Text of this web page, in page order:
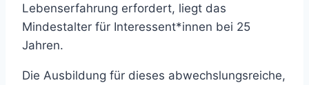
Lebenserfahrung erfordert, liegt das
Mindestalter für Interessent*innen bei 25
Jahren.
Die Ausbildung für dieses abwechslungsreiche,